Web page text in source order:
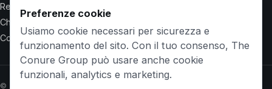
Regolamento
Chi Siamo
Contatti
© 2026 Wet Life News · The Conure Group
Preferenze cookie
Usiamo cookie necessari per sicurezza e
funzionamento del sito. Con il tuo consenso, The
Conure Group può usare anche cookie
funzionali, analytics e marketing.